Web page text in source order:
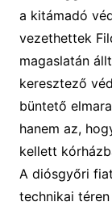
a kitámadó
vezethettek
magaslatán
keresztező
büntető
hanem az,
kellett
A diósgyőri
technikai